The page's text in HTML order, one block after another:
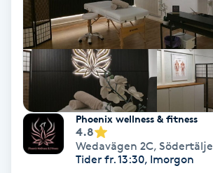
Gruppträning
Gua Sha-massage
Hatha Yoga Phoenix wellness & fitness
4.8
Wedavägen 2C, Södertälje
Tider fr. 13:30, Imorgon